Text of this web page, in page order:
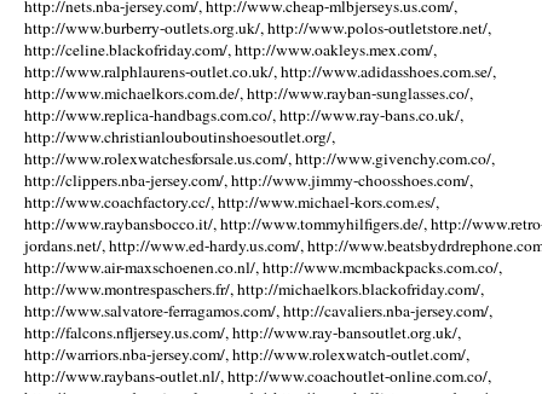
http://nets.nba-jersey.com/, http://www.cheap-mlbjerseys.us.com/,
http://www.burberry-outlets.org.uk/, http://www.polos-outletstore.net/,
http://celine.blackofriday.com/, http://www.oakleys.mex.com/,
http://www.ralphlaurens-outlet.co.uk/, http://www.adidasshoes.com.se/,
http://www.michaelkors.com.de/, http://www.rayban-sunglasses.co/,
http://www.replica-handbags.com.co/, http://www.ray-bans.co.uk/,
http://www.christianlouboutinshoesoutlet.org/,
http://www.rolexwatchesforsale.us.com/, http://www.givenchy.com.co/,
http://clippers.nba-jersey.com/, http://www.jimmy-choosshoes.com/,
http://www.coachfactory.cc/, http://www.michael-kors.com.es/,
http://www.raybansbocco.it/, http://www.tommyhilfigers.de/, http://
jordans.net/, http://www.ed-hardy.us.com/, http://
http://www.air-maxschoenen.co.nl/, http://www.mcmbackpacks.com.co/,
http://www.montrespaschers.fr/, http://michaelkors.blackofriday.com/,
http://www.salvatore-ferragamos.com/, http://cavaliers.nba-jersey.com/,
http://falcons.nfljersey.us.com/, http://www.ray-bansoutlet.org.uk/,
http://warriors.nba-jersey.com/, http://www.rolexwatch-outlet.com/,
http://www.raybans-outlet.nl/, http://www.coachoutlet-online.com.co/,